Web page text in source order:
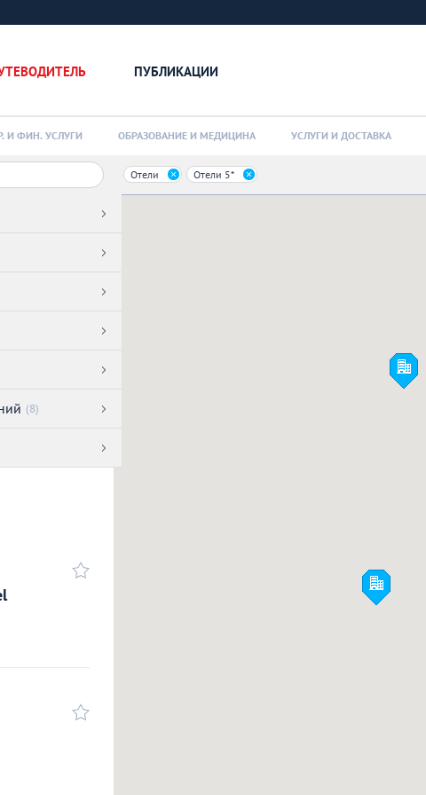
ПУБЛИКАЦИИ
И ФИН. УСЛУГИ ОБРАЗОВАНИЕ И МЕДИЦИНА УСЛУГИ И ДОСТАВКА
(8)
Отели Отели 5*